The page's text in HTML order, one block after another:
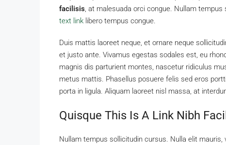
facilisis, at malesuada orci congue. Nullam
text link libero tempus congue.
Duis mattis laoreet neque, et ornare neque
et justo ante. Vivamus egestas sodales est, eu
magnis dis parturient montes, nascetur ridiculus
metus mattis. Phasellus posuere felis sed eros
porta in ligula. Aliquam laoreet nisl massa, at
Quisque This Is A Link Nibh
Nullam tempus sollicitudin cursus. Nulla elit